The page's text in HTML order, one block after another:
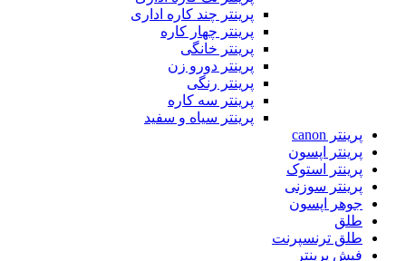
پرینتر چند کاره اداری
پرینتر چهار کاره
پرینتر خانگی
پرینتر دورو زن
پرینتر رنگی
پرینتر سه کاره
پرینتر سیاه و سفید
پرینتر canon
پرینتر اپسون
پرینتر استوک
پرینتر سوزنی
جوهر اپسون
طلق
طلق ترنسپرنت
فیش پرینتر